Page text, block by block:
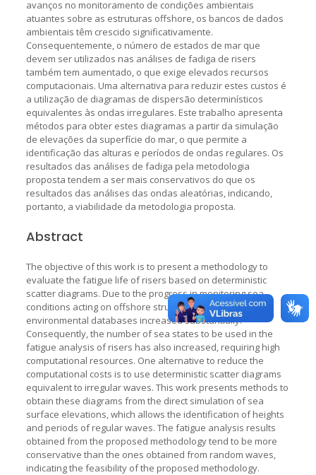
avanços no monitoramento de condições ambientais
atuantes sobre as estruturas offshore, os bancos de dados
ambientais têm crescido significativamente.
Consequentemente, o número de estados de mar que
devem ser utilizados nas análises de fadiga de risers
também tem aumentado, o que exige elevados recursos
computacionais. Uma alternativa para reduzir estes custos é
a utilização de diagramas de dispersão determinísticos
equivalentes às ondas irregulares. Este trabalho apresenta
métodos para obter estes diagramas a partir da simulação
de elevações da superfície do mar, o que permite a
identificação das alturas e períodos de ondas regulares. Os
resultados das análises de fadiga pela metodologia
proposta tendem a ser mais conservativos do que os
resultados das análises das ondas aleatórias, indicando,
portanto, a viabilidade da metodologia proposta.
Abstract
The objective of this work is to present a methodology to
evaluate the fatigue life of risers based on deterministic
scatter diagrams. Due to the progress in monitoring sea
conditions acting on offshore structures, in the last years
environmental databases increased substantially.
Consequently, the number of sea states to be used in the
fatigue analysis of risers has also increased, requiring high
computational resources. One alternative to reduce the
computational costs is to use deterministic scatter diagrams
equivalent to irregular waves. This work presents methods to
obtain these diagrams from the direct simulation of sea
surface elevations, which allows the identification of heights
and periods of regular waves. The fatigue analysis results
obtained from the proposed methodology tend to be more
conservative than the ones obtained from random waves,
indicating the feasibility of the proposed methodology.